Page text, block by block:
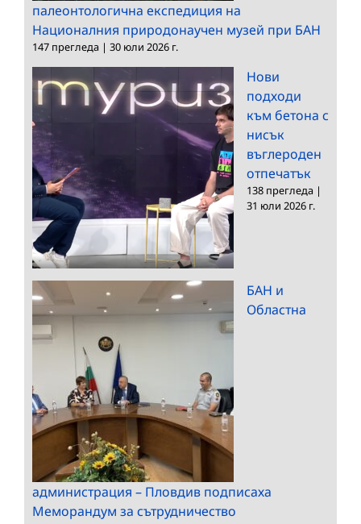
палеонтологична експедиция на
Националния природонаучен музей при БАН
147 прегледа | 30 юли 2026 г.
Нови
подходи
към бетона с
нисък
въглероден
отпечатък
138 прегледа |
31 юли 2026 г.
БАН и
Областна
администрация – Пловдив подписаха
Меморандум за сътрудничество